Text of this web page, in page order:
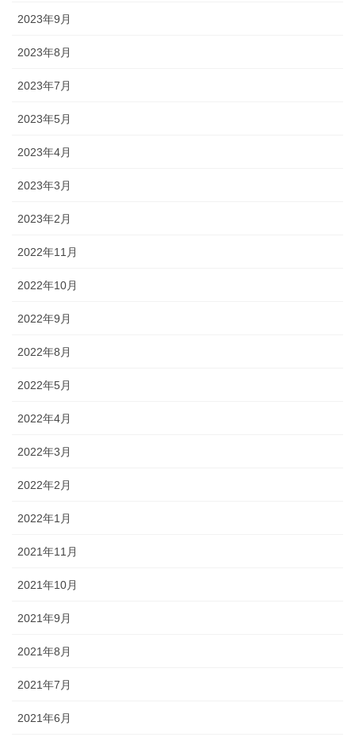
2023年9月
2023年8月
2023年7月
2023年5月
2023年4月
2023年3月
2023年2月
2022年11月
2022年10月
2022年9月
2022年8月
2022年5月
2022年4月
2022年3月
2022年2月
2022年1月
2021年11月
2021年10月
2021年9月
2021年8月
2021年7月
2021年6月